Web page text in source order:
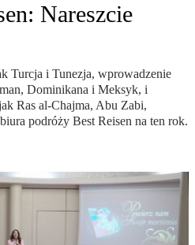
Nareszcie
Turcja i Tunezja, wprowadzenie
Dominikana i Meksyk, i
Ras al-Chajma, Abu Zabi,
podróży Best Reisen na ten rok.